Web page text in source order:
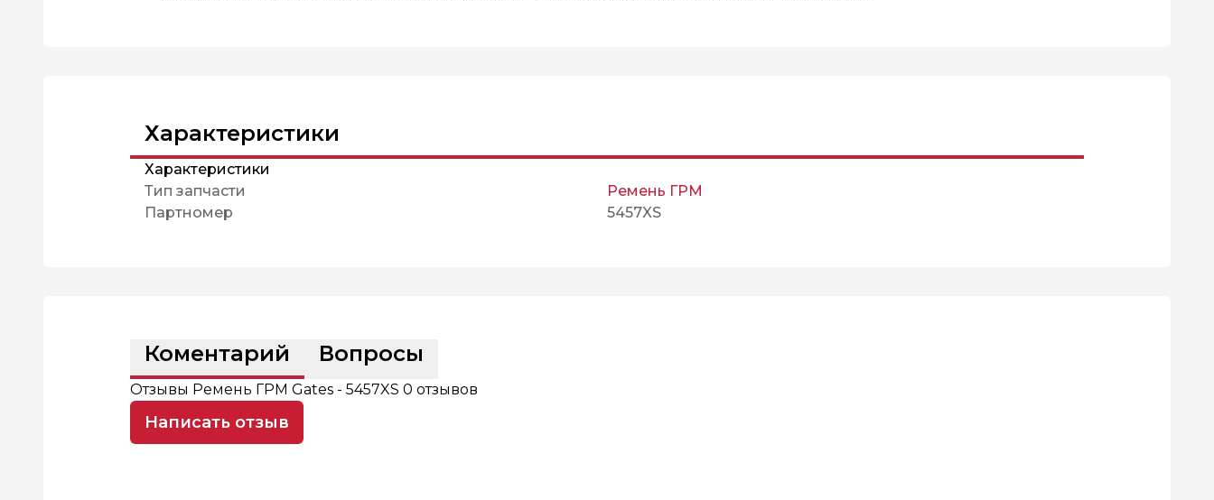
Характеристики
Характеристики
Тип запчасти
Ремень ГРМ
Партномер
5457XS
Коментарий Вопросы
Отзывы Ремень ГРМ Gates - 5457XS 0 отзывов
Написать отзыв